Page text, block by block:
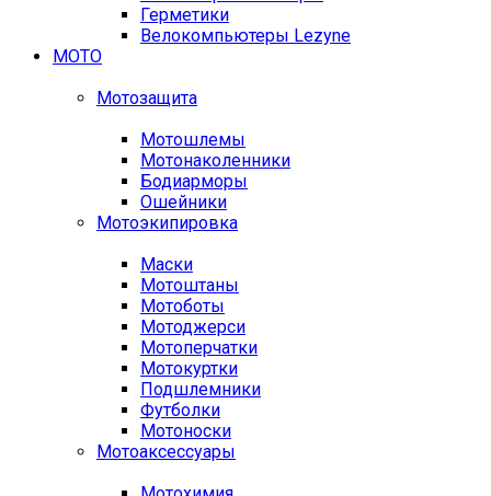
Герметики
Велокомпьютеры Lezyne
МОТО
Мотозащита
Мотошлемы
Мотонаколенники
Бодиарморы
Ошейники
Мотоэкипировка
Маски
Мотоштаны
Мотоботы
Мотоджерси
Мотоперчатки
Мотокуртки
Подшлемники
Футболки
Мотоноски
Мотоаксессуары